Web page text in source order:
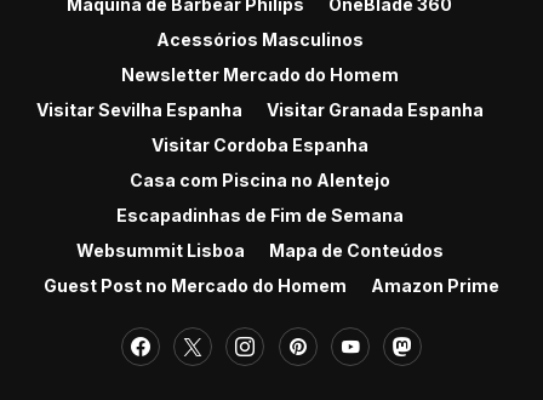
Acessórios Masculinos
Newsletter Mercado do Homem
Visitar Sevilha Espanha
Visitar Granada Espanha
Visitar Cordoba Espanha
Casa com Piscina no Alentejo
Escapadinhas de Fim de Semana
Websummit Lisboa
Mapa de Conteúdos
Guest Post no Mercado do Homem
Amazon Prime